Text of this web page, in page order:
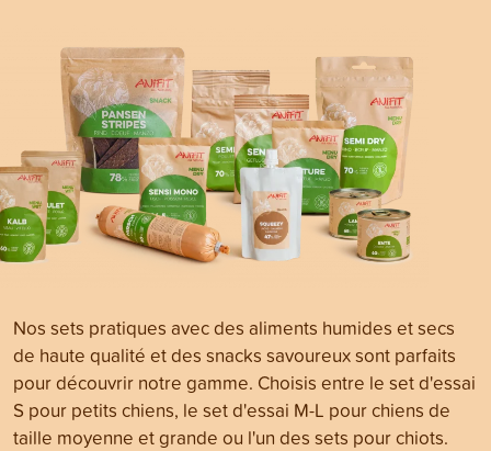
Nos sets pratiques avec des aliments humides et secs
de haute qualité et des snacks savoureux sont parfaits
pour découvrir notre gamme. Choisis entre le set d'essai
S pour petits chiens, le set d'essai M-L pour chiens de
taille moyenne et grande ou l'un des sets pour chiots.